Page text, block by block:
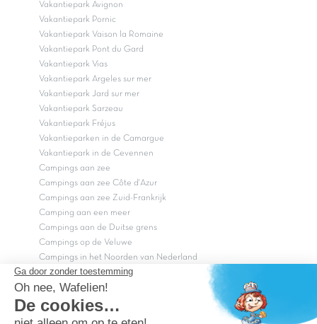
Vakantiepark Avignon
Vakantiepark Pornic
Vakantiepark Vaison la Romaine
Vakantiepark Pont du Gard
Vakantiepark Vias
Vakantiepark Argeles sur mer
Vakantiepark Jard sur mer
Vakantiepark Sarzeau
Vakantiepark Fréjus
Vakantieparken in de Camargue
Vakantiepark in de Cevennen
Campings aan zee
Campings aan zee Côte d'Azur
Campings aan zee Zuid-Frankrijk
Camping aan een meer
Campings aan de Duitse grens
Campings op de Veluwe
Campings in het Noorden van Nederland
Campings in het Zuiden van Nederland
Copyright Capfun 2026 ©
Bij Capfun solliciteren